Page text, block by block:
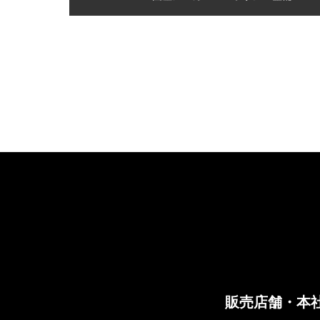
販売店舗・本